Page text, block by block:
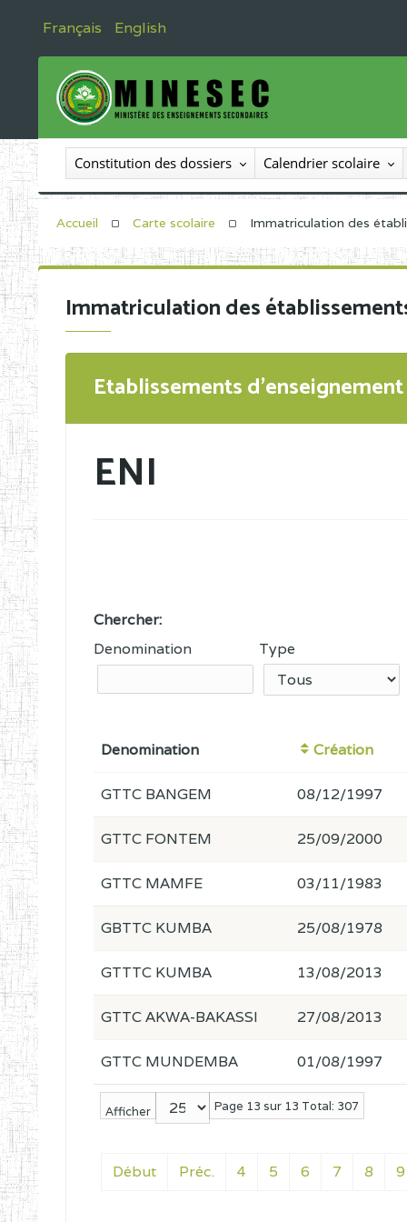
Français English
Constitution des dossiers Calendrier scolaire
Accueil Carte scolaire Immatriculation des
Immatriculation des
Etablissements
ENI
Chercher:
Denomination
Type
Denomination Création
Afficher Page 13 sur 13 Total: 307
Début Préc. 4 5 6 7 8 9
GTTC BANGEM 08/12/1997
GTTC FONTEM 25/09/2000
GTTC MAMFE 03/11/1983
GBTTC KUMBA 25/08/1978
GTTTC KUMBA 13/08/2013
GTTC AKWA-BAKASSI 27/08/2013
GTTC MUNDEMBA 01/08/1997